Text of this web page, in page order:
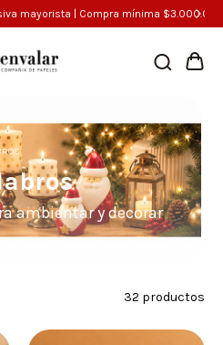
| Compra mínima $3.000.000
ambientar y decorar
32 productos